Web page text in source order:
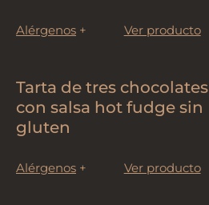
Alérgenos + Ver producto
Tarta de tres chocolates
con salsa hot fudge sin
gluten
Alérgenos + Ver producto